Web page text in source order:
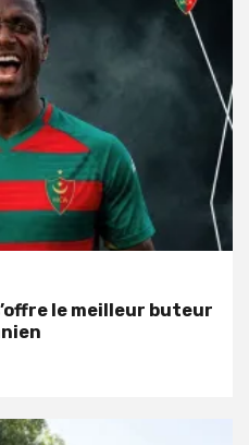
le meilleur buteur